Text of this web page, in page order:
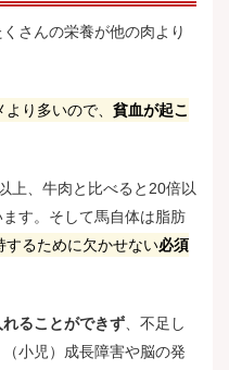
さんの栄養が他の肉より
り多いので、 貧血が起こ
上、牛肉と比べると20倍以
す。そして馬自体は脂肪
するために欠かせない必須
ることができず 、不足し
小児）成長障害や脳の発